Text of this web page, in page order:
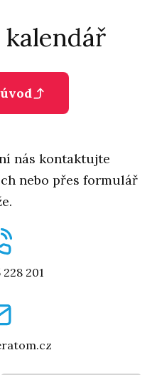
nás kontaktujte
nebo přes formulář
201